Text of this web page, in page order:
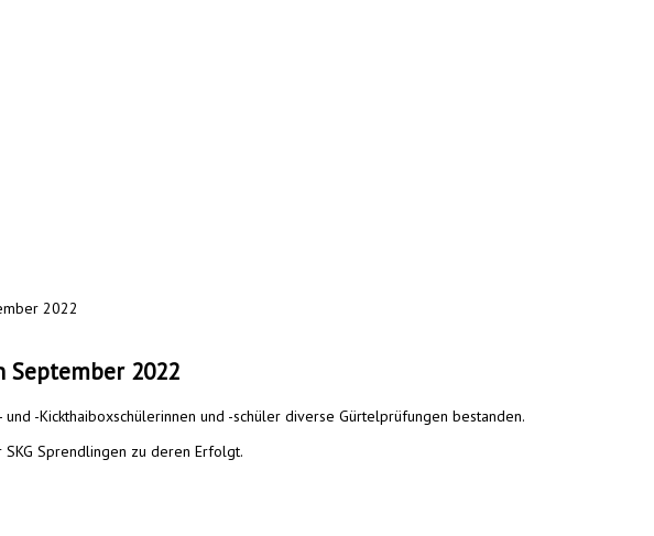
2022
September 2022
-Kickthaiboxschülerinnen und -schüler diverse Gürtelprüfungen bestanden.
Sprendlingen zu deren Erfolgt.